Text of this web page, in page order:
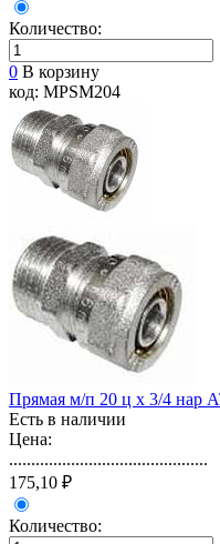
Количество:
0 В корзину
код: MPSM204
Прямая м/п 20 ц х 3/4 нар
Есть в наличии
Цена:
.............................................
175,10 ₽
Количество: